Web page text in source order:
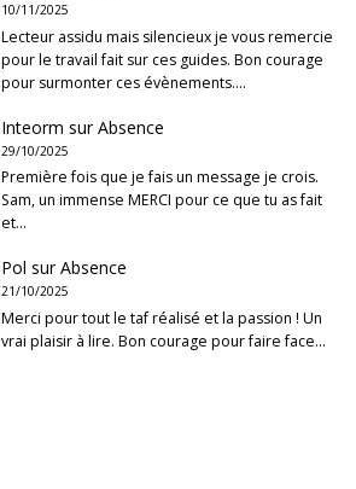
10/11/2025
Lecteur assidu mais silencieux je vous remercie
pour le travail fait sur ces guides. Bon courage
pour surmonter ces évènements.…
Inteorm surAbsence
29/10/2025
Première fois que je fais un message je crois.
Sam, un immense MERCI pour ce que tu as fait
et…
Pol surAbsence
21/10/2025
Merci pour tout le taf réalisé et la passion ! Un
vrai plaisir à lire. Bon courage pour faire face…